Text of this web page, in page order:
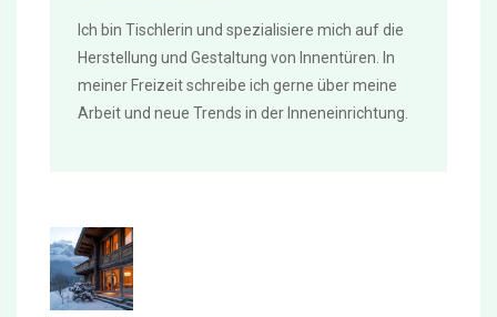
Ich bin Tischlerin und spezialisiere mich auf die
Herstellung und Gestaltung von Innentüren. In
meiner Freizeit schreibe ich gerne über meine
Arbeit und neue Trends in der Inneneinrichtung.